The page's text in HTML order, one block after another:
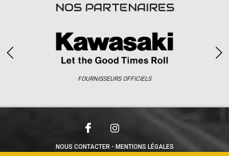
accéder à la billetterie
NOS PARTENAIRES
FOURNISSEURS OFFICIELS
NOUS CONTACTER
MENTIONS LÉGALES